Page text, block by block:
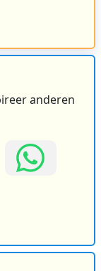
anderen